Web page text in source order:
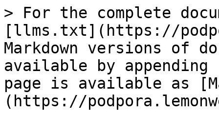
> For the complete
[llms.txt](https://
Markdown versions of
available by
page is available as
(https://